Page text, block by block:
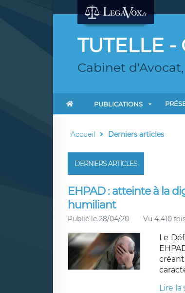
TUTELLE -
Cabinet
PUBLICATIONS
Accueil Derniers articles
DERNIERS ARTICLES
EHPAD : atteinte à la
humiliant
Publié le 28/04/20 Vu 4 410
Le
Lire la